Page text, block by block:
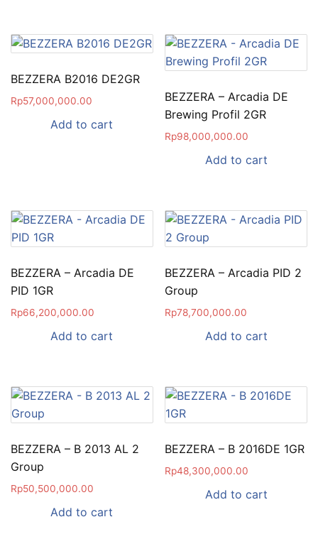
BEZZERA B2016 DE2GR
Rp57,000,000.00
Add to cart
BEZZERA – Arcadia DE
Brewing Profil 2GR
Rp98,000,000.00
Add to cart
BEZZERA – Arcadia DE
PID 1GR
Rp66,200,000.00
Add to cart
BEZZERA – Arcadia PID 2
Group
Rp78,700,000.00
Add to cart
BEZZERA – B 2013 AL 2
Group
Rp50,500,000.00
Add to cart
BEZZERA – B 2016DE 1GR
Rp48,300,000.00
Add to cart